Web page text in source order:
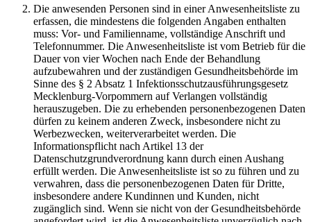
Die anwesenden Personen sind in einer Anwesenheitsliste zu
erfassen, die mindestens die folgenden Angaben enthalten
muss: Vor- und Familienname, vollständige Anschrift und
Telefonnummer. Die Anwesenheitsliste ist vom Betrieb für die
Dauer von vier Wochen nach Ende der Behandlung
aufzubewahren und der zuständigen Gesundheitsbehörde im
Sinne des § 2 Absatz 1 Infektionsschutzausführungsgesetz
Mecklenburg-Vorpommern auf Verlangen vollständig
herauszugeben. Die zu erhebenden personenbezogenen Daten
dürfen zu keinem anderen Zweck, insbesondere nicht zu
Werbezwecken, weiterverarbeitet werden. Die
Informationspflicht nach Artikel 13 der
Datenschutzgrundverordnung kann durch einen Aushang
erfüllt werden. Die Anwesenheitsliste ist so zu führen und zu
verwahren, dass die personenbezogenen Daten für Dritte,
insbesondere andere Kundinnen und Kunden, nicht
zugänglich sind. Wenn sie nicht von der Gesundheitsbehörde